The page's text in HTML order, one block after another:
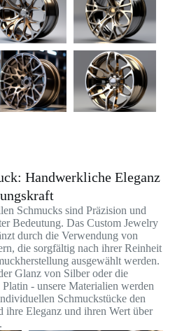
Handwerkliche Eleganz
Schmucks sind Präzision und
Bedeutung. Das Custom Jewelry
durch die Verwendung von
die sorgfältig nach ihrer Reinheit
ausgewählt werden.
Glanz von Silber oder die
- unsere Materialien werden
Schmuckstücke den
ihre Eleganz und ihren Wert über